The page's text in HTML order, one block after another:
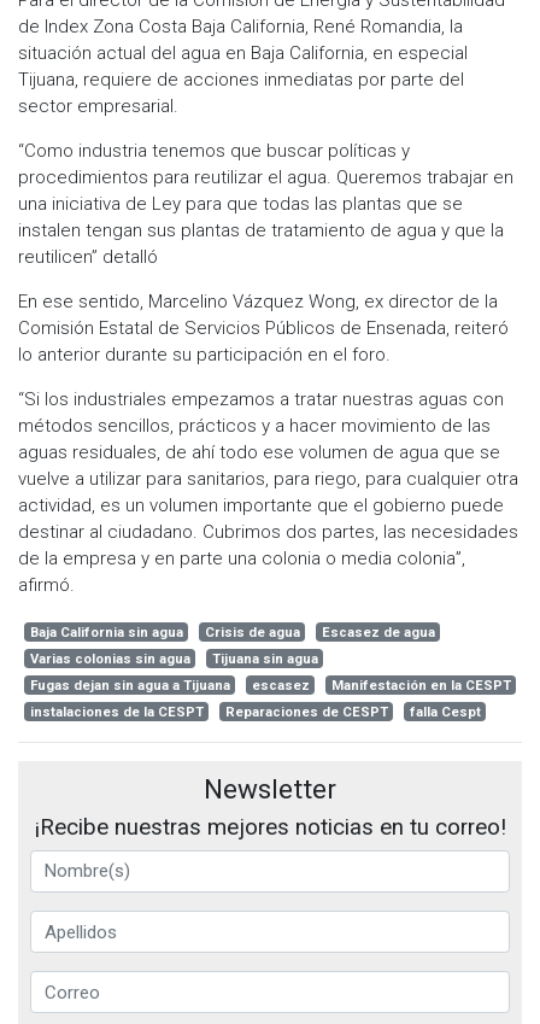
de Index Zona Costa Baja California, René Romandia, la
situación actual del agua en Baja California, en especial
Tijuana, requiere de acciones inmediatas por parte del
sector empresarial.
“Como industria tenemos que buscar políticas y
procedimientos para reutilizar el agua. Queremos trabajar en
una iniciativa de Ley para que todas las plantas que se
instalen tengan sus plantas de tratamiento de agua y que la
reutilicen” detalló
En ese sentido, Marcelino Vázquez Wong, ex director de la
Comisión Estatal de Servicios Públicos de Ensenada, reiteró
lo anterior durante su participación en el foro.
“Si los industriales empezamos a tratar nuestras aguas con
métodos sencillos, prácticos y a hacer movimiento de las
aguas residuales, de ahí todo ese volumen de agua que se
vuelve a utilizar para sanitarios, para riego, para cualquier otra
actividad, es un volumen importante que el gobierno puede
destinar al ciudadano. Cubrimos dos partes, las necesidades
de la empresa y en parte una colonia o media colonia”,
afirmó.
Baja California sin agua Crisis de agua
Escasez de agua
Varias colonias sin agua
Tijuana sin agua
Fugas dejan sin agua a Tijuana
escasez
Manifestación en la CESPT
instalaciones de la CESPT
Reparaciones de CESPT falla Cespt
Newsletter
¡Recibe nuestras mejores noticias en tu correo!